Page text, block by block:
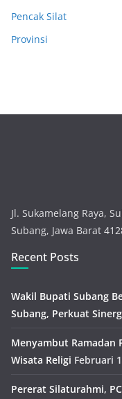
Pencak Silat
Provinsi
Jl. Sukamelang Raya,
Subang, Jawa Barat
Recent Posts
Wakil Bupati Subang
Subang, Perkuat
Menyambut Ramadan
Wisata Religi Februari
Pererat Silaturahmi,